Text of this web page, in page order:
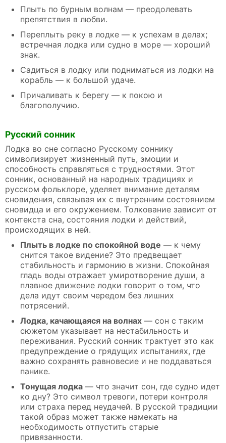
Плыть по бурным волнам — преодолевать
препятствия в любви.
Переплыть реку в лодке — к успехам в делах;
встречная лодка или судно в море — хороший
знак.
Садиться в лодку или подниматься из лодки на
корабль — к большой удаче.
Причаливать к берегу — к покою и
благополучию.
Русский сонник
Лодка во сне согласно Русскому соннику
символизирует жизненный путь, эмоции и
способность справляться с трудностями. Этот
сонник, основанный на народных традициях и
русском фольклоре, уделяет внимание деталям
сновидения, связывая их с внутренним состоянием
сновидца и его окружением. Толкование зависит от
контекста сна, состояния лодки и действий,
происходящих в ней.
Плыть в лодке по спокойной воде — к чему
снится такое видение? Это предвещает
стабильность и гармонию в жизни. Спокойная
гладь воды отражает умиротворение души, а
плавное движение лодки говорит о том, что
дела идут своим чередом без лишних
потрясений.
Лодка, качающаяся на волнах — сон с таким
сюжетом указывает на нестабильность и
переживания. Русский сонник трактует это как
предупреждение о грядущих испытаниях, где
важно сохранять равновесие и не поддаваться
панике.
Тонущая лодка — что значит сон, где судно идет
ко дну? Это символ тревоги, потери контроля
или страха перед неудачей. В русской традиции
такой образ может также намекать на
необходимость отпустить старые
привязанности.